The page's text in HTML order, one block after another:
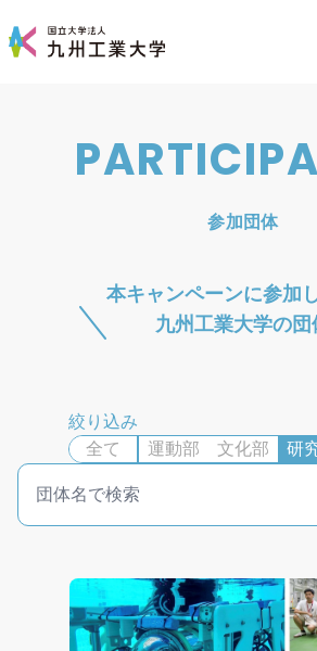
参加団体
本キャンペーンに参加
九州工業大学の団
絞り込み
全て
運動部 文化部 研